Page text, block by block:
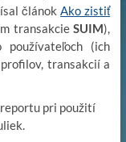
článok Ako zistiť
transakcieSUIM),
používateľoch (ich
transakcií a
pri použití